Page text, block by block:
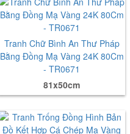
Tranh Chữ Bình An Thư Pháp
Bằng Đồng Mạ Vàng 24K 80Cm
- TR0671
81x50cm